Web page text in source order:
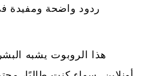
ردود واضحة ومفيدة
هذا الروبوت يشبه